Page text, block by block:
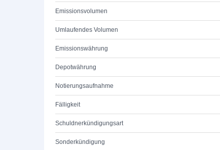
Emissionsvolumen
Umlaufendes Volumen
Emissionswährung
Depotwährung
Notierungsaufnahme
Fälligkeit
Schuldnerkündigungsart
Sonderkündigung